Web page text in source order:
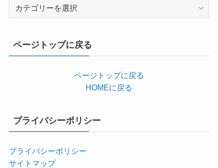
ページトップに戻る
ページトップに戻る
HOMEに戻る
プライバシーポリシー
プライバシーポリシー
サイトマップ